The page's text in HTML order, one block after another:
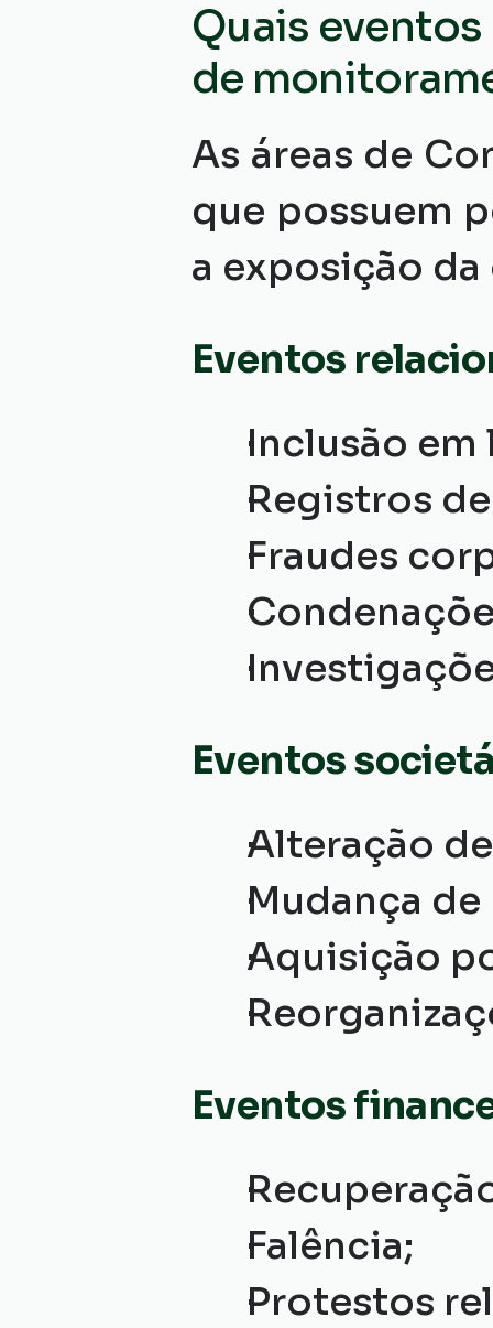
Quais
de
As áreas de
que possuem
a exposição
Eventos
Inclusão em
Registros
Fraudes
Eventos
Alteração
Mudança
Aquisição
Eventos
Falência;
Protestos